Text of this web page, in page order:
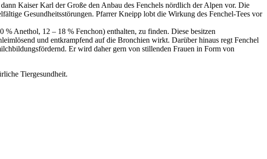
Kaiser Karl der Große den Anbau des Fenchels nördlich der Alpen vor. Die
Gesundheitsstörungen. Pfarrer Kneipp lobt die Wirkung des Fenchel-Tees vor
Anethol, 12 – 18 % Fenchon) enthalten, zu finden. Diese besitzen
und entkrampfend auf die Bronchien wirkt. Darüber hinaus regt Fenchel
Er wird daher gern von stillenden Frauen in Form von
Tiergesundheit.